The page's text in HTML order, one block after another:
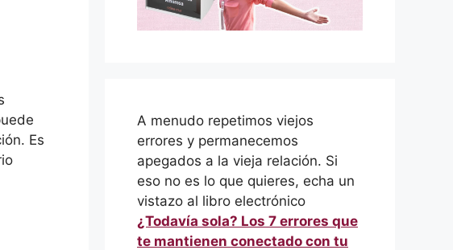
Es
A menudo repetimos viejos
errores y permanecemos
apegados a la vieja relación. Si
eso no es lo que quieres, echa un
vistazo al libro electrónico
¿Todavía sola? Los 7 errores que
te mantienen conectado con tu